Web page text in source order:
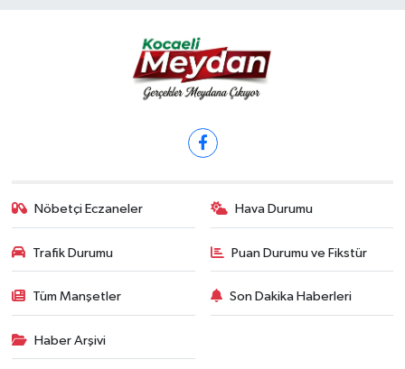
Nöbetçi Eczaneler Hava Durumu
Trafik Durumu Puan Durumu ve Fikstür
Tüm Manşetler Son Dakika Haberleri
Haber Arşivi